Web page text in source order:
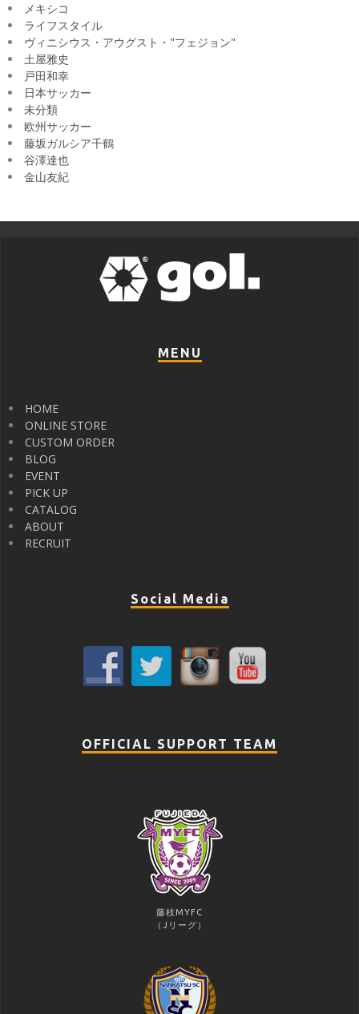
メキシコ
ライフスタイル
ヴィニシウス・アウグスト・"フェジョン"
土屋雅史
戸田和幸
日本サッカー
未分類
欧州サッカー
藤坂ガルシア千鶴
谷澤達也
金山友紀
MENU
HOME
ONLINE STORE
CUSTOM ORDER
BLOG
EVENT
PICK UP
CATALOG
ABOUT
RECRUIT
Social Media
OFFICIAL SUPPORT TEAM
藤枝MYFC
（Jリーグ）